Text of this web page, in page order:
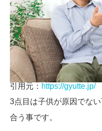
引用元： https://gyutte.jp/
3点目は子供が原因でな
合う事です。